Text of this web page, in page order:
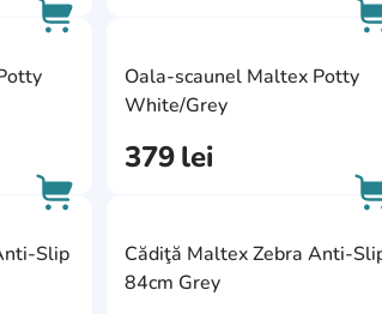
AddCardToFavourite
AddCardToCart
Oala-scaunel Maltex Potty
White/Grey
379lei
Slip
AddCardToFavourite
AddCardToCart
Cădiţă Maltex Zebra Anti-
84cm Grey